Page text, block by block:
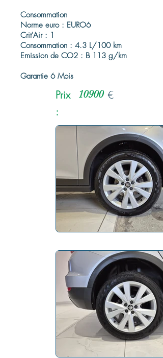
Consommation
Norme euro : EURO6
Crit'Air : 1
Consommation : 4.3 L/100 km
Emission de CO2 : B 113 g/km
Garantie 6 Mois
Prix
:
10900 €